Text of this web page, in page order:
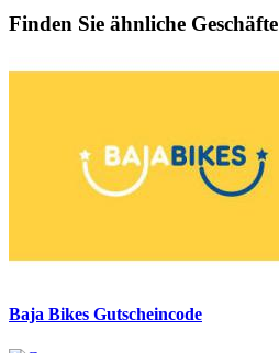
Finden Sie ähnliche Geschäfte
Baja Bikes Gutscheincode